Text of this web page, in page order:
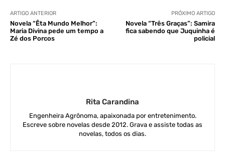
ARTIGO ANTERIOR
Novela “Êta Mundo Melhor”:
Maria Divina pede um tempo a
Zé dos Porcos
PRÓXIMO ARTIGO
Novela “Três Graças”: Samira
fica sabendo que Juquinha é
policial
Rita Carandina
Engenheira Agrônoma, apaixonada por entretenimento.
Escreve sobre novelas desde 2012. Grava e assiste todas as
novelas, todos os dias.